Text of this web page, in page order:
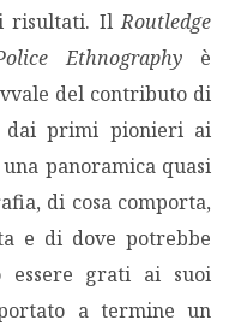
risultati. IlRoutledge
Ethnographyè
del contributo di
dai primi pionieri ai
panoramica quasi
di cosa comporta,
e di dove potrebbe
essere grati ai suoi
a termine un